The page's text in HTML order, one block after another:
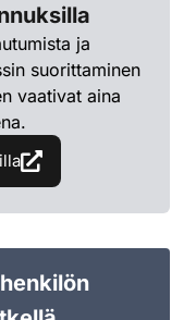
ja
suorittaminen
vaativat aina